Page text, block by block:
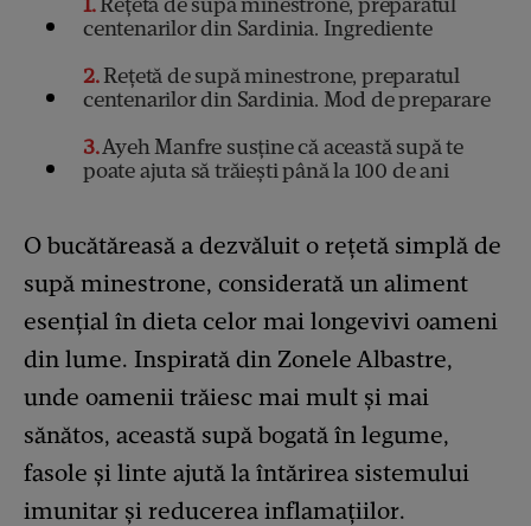
centenarilor din Sardinia. Ingrediente
2Rețetă de supă minestrone, preparatul
centenarilor din Sardinia. Mod de preparare
3Ayeh Manfre susține că această supă te
poate ajuta să trăiești până la 100 de ani
O bucătăreasă a dezvăluit o rețetă simplă de
supă minestrone, considerată un aliment
esențial în dieta celor mai longevivi oameni
din lume. Inspirată din Zonele Albastre,
unde oamenii trăiesc mai mult și mai
sănătos, această supă bogată în legume,
fasole și linte ajută la întărirea sistemului
imunitar și reducerea inflamațiilor.